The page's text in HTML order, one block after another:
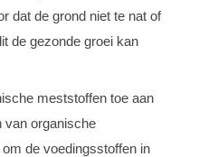
dat de grond niet te nat of
de gezonde groei kan
meststoffen toe aan
van organische
de voedingsstoffen in